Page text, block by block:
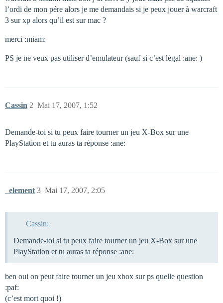
l’ordi de mon pére alors je me demandais si je peux jouer à warcraft
3 sur xp alors qu’il est sur mac ?
merci :miam:
PS je ne veux pas utiliser d’emulateur (sauf si c’est légal :ane: )
Cassin Mai 17, 2007, 1:52
2
Demande-toi si tu peux faire tourner un jeu X-Box sur une
PlayStation et tu auras ta réponse :ane:
_element Mai 17, 2007, 2:05
3
Cassin:
Demande-toi si tu peux faire tourner un jeu X-Box sur une
PlayStation et tu auras ta réponse :ane:
ben oui on peut faire tourner un jeu xbox sur ps quelle question
:paf:
(c’est mort quoi !)